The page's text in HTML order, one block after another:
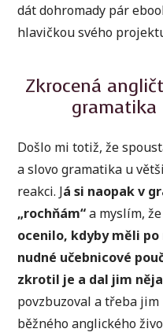
dát dohromady pár
hlavičkou svého
Zkrocená
Došlo mi totiž, že
a slovo gramatika u
reakci. Já si naopak v
„rochňám“a myslím, že
ocenilo, kdyby měli
nudné učebnicové
zkrotil je a dal jim
povzbuzoval a třeba
běžného anglického